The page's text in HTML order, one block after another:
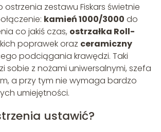
zestawu Fiskars świetnie
kamień 1000/3000 do
co jakiś czas, ostrzałka Roll-
poprawek oraz ceramiczny
podciągania krawędzi. Taki
sobie z nożami uniwersalnymi, szefa
a przy tym nie wymaga bardzo
umiejętności.
ustawić?